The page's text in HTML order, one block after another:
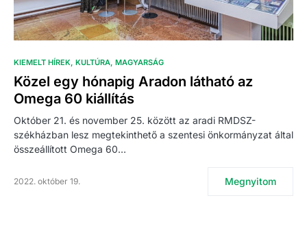
KIEMELT HÍREK KULTÚRA MAGYARSÁG
Közel egy hónapig Aradon látható az
Omega 60 kiállítás
Október 21. és november 25. között az aradi RMDSZ-
székházban lesz megtekinthető a szentesi önkormányzat által
összeállított Omega 60…
2022. október 19. Megnyitom